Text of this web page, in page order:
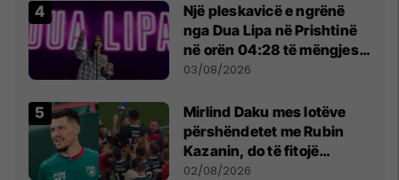
Një pleskavicë e ngrënë
nga Dua Lipa në Prishtinë
në orën 04:28 të mëngjesit
- dhe bota digjitale serbe
03/08/2026
Mirlind Daku mes lotëve
përshëndetet me Rubin
Kazanin, do të fitojë
miliona te Spartak Moska
02/08/2026